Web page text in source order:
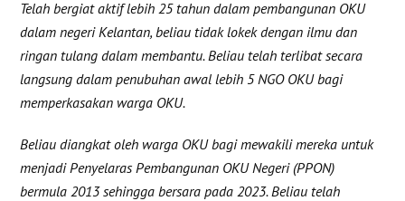
Telah bergiat aktif lebih 25 tahun dalam pembangunan OKU
dalam negeri Kelantan, beliau tidak lokek dengan ilmu dan
ringan tulang dalam membantu. Beliau telah terlibat secara
langsung dalam penubuhan awal lebih 5 NGO OKU bagi
memperkasakan warga OKU.
Beliau diangkat oleh warga OKU bagi mewakili mereka untuk
menjadi Penyelaras Pembangunan OKU Negeri (PPON)
bermula 2013 sehingga bersara pada 2023. Beliau telah